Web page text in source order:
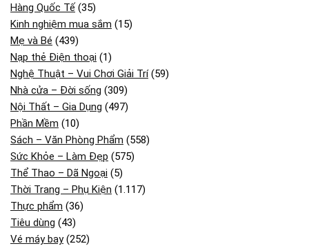
Hàng Quốc Tế (35)
Kinh nghiệm mua sắm (15)
Mẹ và Bé (439)
Nạp thẻ Điện thoại (1)
Nghệ Thuật – Vui Chơi Giải Trí(59)
Nhà cửa – Đời sống (309)
Nội Thất – Gia Dụng (497)
Phần Mềm (10)
Sách – Văn Phòng Phẩm (558)
Sức Khỏe – Làm Đẹp (575)
Thể Thao – Dã Ngoại (5)
Thời Trang – Phụ Kiện (1.117)
Thực phẩm (36)
Tiêu dùng (43)
Vé máy bay(252)